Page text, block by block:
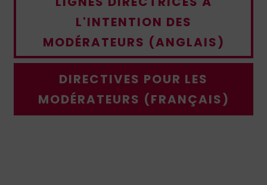
L'INTENTION DES
MODÉRATEURS (ANGLAIS)
DIRECTIVES POUR LES
MODÉRATEURS (FRANÇAIS)